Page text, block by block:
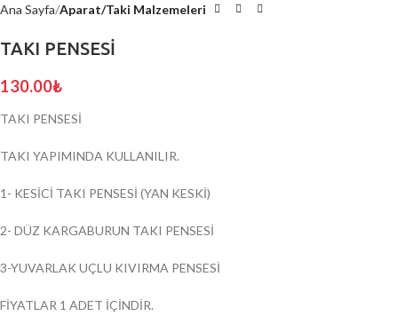
Ana Sayfa Aparat/Taki Malzemeleri
TAKI PENSESİ
130.00₺
TAKI PENSESİ
TAKI YAPIMINDA KULLANILIR.
1- KESİCİ TAKI PENSESİ (YAN KESKİ)
2- DÜZ KARGABURUN TAKI PENSESİ
3-YUVARLAK UÇLU KIVIRMA PENSESİ
FİYATLAR 1 ADET İÇİNDİR.